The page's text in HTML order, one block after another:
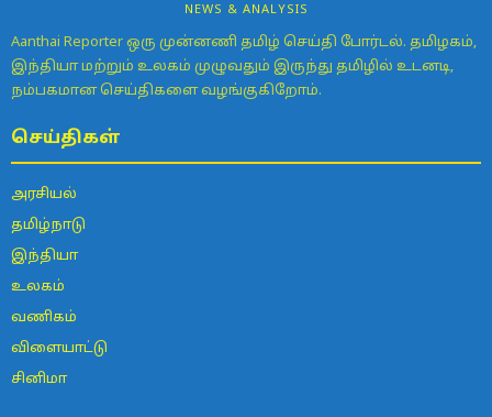
NEWS & ANALYSIS
Aanthai Reporter ஒரு முன்னணி தமிழ் செய்தி போர்டல். தமிழகம்,
இந்தியா மற்றும் உலகம் முழுவதும் இருந்து தமிழில் உடனடி,
நம்பகமான செய்திகளை வழங்குகிறோம்.
செய்திகள்
அரசியல்
தமிழ்நாடு
இந்தியா
உலகம்
வணிகம்
விளையாட்டு
சினிமா